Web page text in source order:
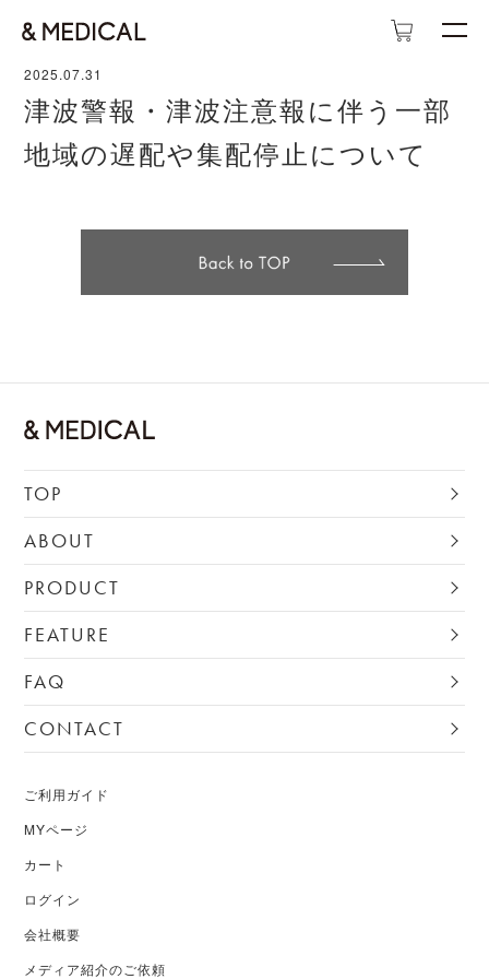
2025.07.31
津波警報・津波注意報に伴う一部
地域の遅配や集配停止について
TOP
ABOUT
PRODUCT
FEATURE
FAQ
CONTACT
ご利用ガイド
MYページ
カート
ログイン
会社概要
メディア紹介のご依頼